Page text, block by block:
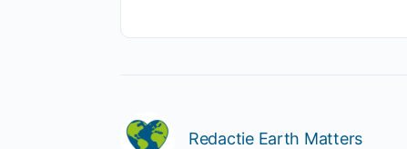
Redactie Earth Matters